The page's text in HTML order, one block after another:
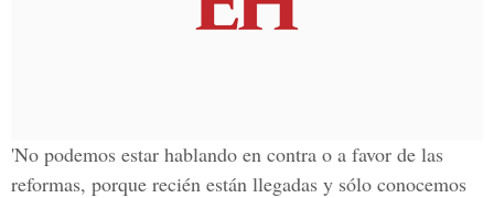
'No podemos estar hablando en contra o a favor de las
reformas, porque recién están llegadas y sólo conocemos